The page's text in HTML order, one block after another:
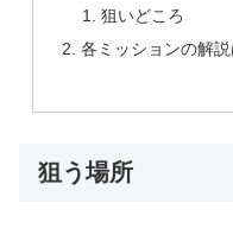
狙いどころ
各ミッションの解
狙う場所